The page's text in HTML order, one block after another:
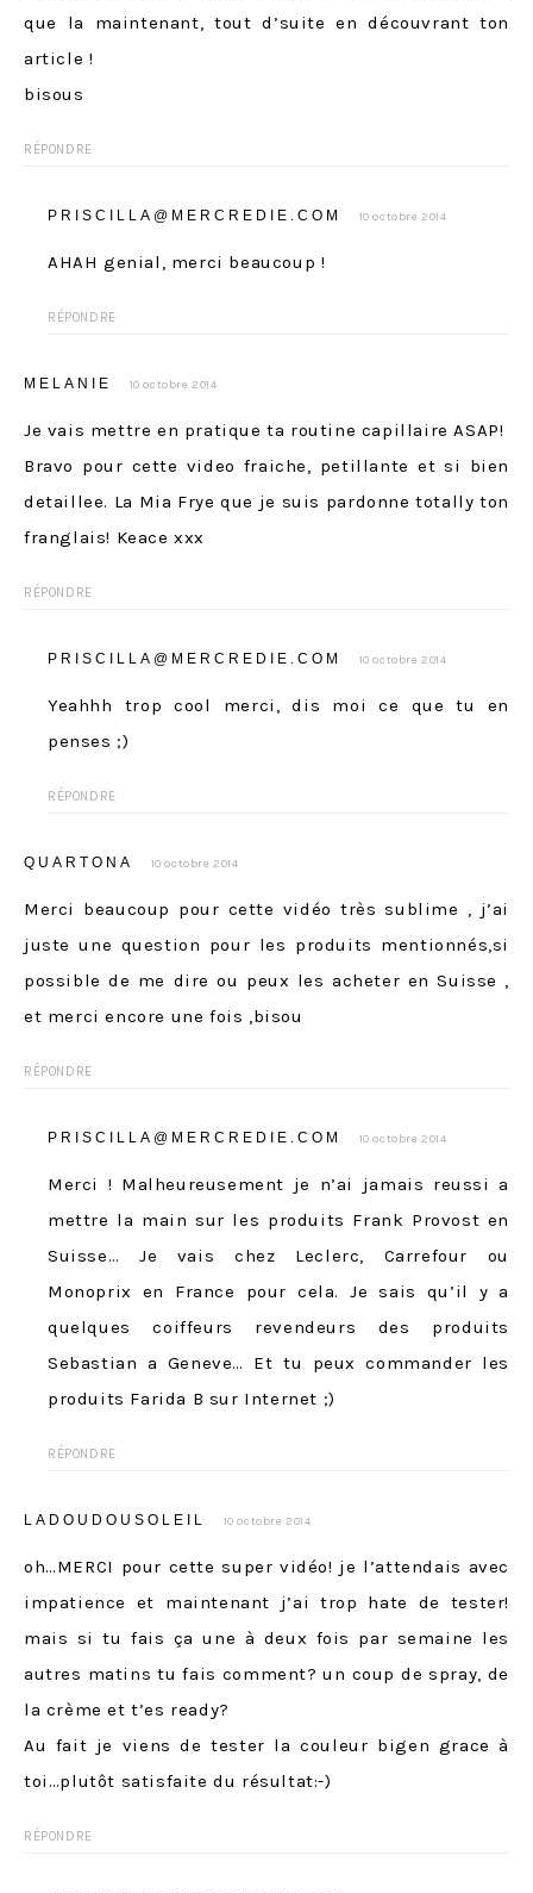
que la maintenant, tout d’suite en découvrant ton
article !
bisous
RÉPONDRE
PRISCILLA@MERCREDIE.COM 10 octobre 2014
AHAH genial, merci beaucoup !
RÉPONDRE
MELANIE 10 octobre 2014
Je vais mettre en pratique ta routine capillaire ASAP!
Bravo pour cette video fraiche, petillante et si bien
detaillee. La Mia Frye que je suis pardonne totally ton
franglais! Keace xxx
RÉPONDRE
PRISCILLA@MERCREDIE.COM 10 octobre 2014
Yeahhh trop cool merci, dis moi ce que tu en
penses ;)
RÉPONDRE
QUARTONA 10 octobre 2014
Merci beaucoup pour cette vidéo très sublime , j’ai
juste une question pour les produits mentionnés,si
possible de me dire ou peux les acheter en Suisse ,
et merci encore une fois ,bisou
RÉPONDRE
PRISCILLA@MERCREDIE.COM 10 octobre 2014
Merci ! Malheureusement je n’ai jamais reussi a
mettre la main sur les produits Frank Provost en
Suisse… Je vais chez Leclerc, Carrefour ou
Monoprix en France pour cela. Je sais qu’il y a
quelques coiffeurs revendeurs des produits
Sebastian a Geneve… Et tu peux commander les
produits Farida B sur Internet ;)
RÉPONDRE
LADOUDOUSOLEIL 10 octobre 2014
oh…MERCI pour cette super vidéo! je l’attendais avec
impatience et maintenant j’ai trop hate de tester!
mais si tu fais ça une à deux fois par semaine les
autres matins tu fais comment? un coup de spray, de
la crème et t’es ready?
Au fait je viens de tester la couleur bigen grace à
toi…plutôt satisfaite du résultat:-)
RÉPONDRE